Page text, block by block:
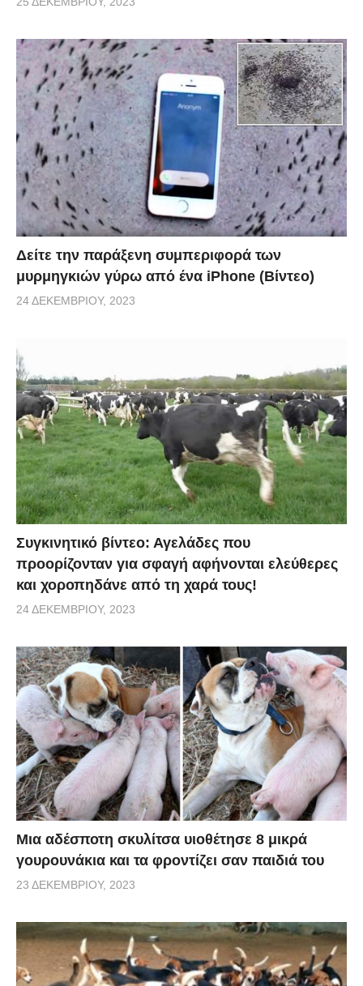
Δείτε την παράξενη συμπεριφορά των
μυρμηγκιών γύρω από ένα iPhone (Βίντεο)
24 ΔΕΚΕΜΒΡΊΟΥ, 2023
Συγκινητικό βίντεο: Αγελάδες που
προορίζονταν για σφαγή αφήνονται ελεύθερες
και χοροπηδάνε από τη χαρά τους!
24 ΔΕΚΕΜΒΡΊΟΥ, 2023
Μια αδέσποτη σκυλίτσα υιοθέτησε 8 μικρά
γουρουνάκια και τα φροντίζει σαν παιδιά του
23 ΔΕΚΕΜΒΡΊΟΥ, 2023